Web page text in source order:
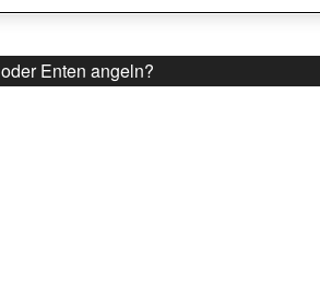
Enten angeln?
based on information transmitted automatically